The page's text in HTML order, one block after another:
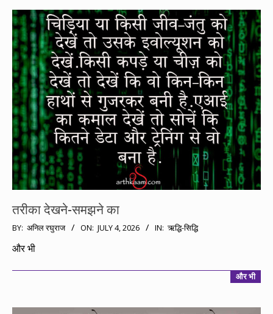
तरीका देखने-समझने का
2026-
07-
BY: अनिल रघुराज ON: JULY 4, 2026 IN: ऋद्धि-सिद्धि
और भी
और भी